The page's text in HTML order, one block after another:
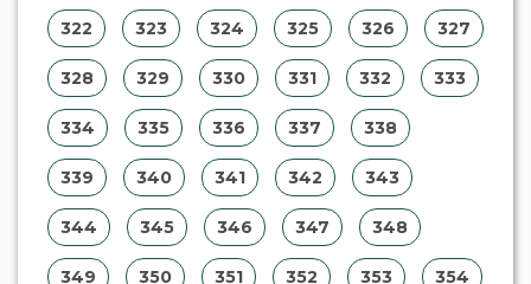
322 323 324 325 326 327
328 329 330 331 332 333
334 335 336 337 338
339 340 341 342 343
344 345 346 347 348
349 350 351 352 353 354